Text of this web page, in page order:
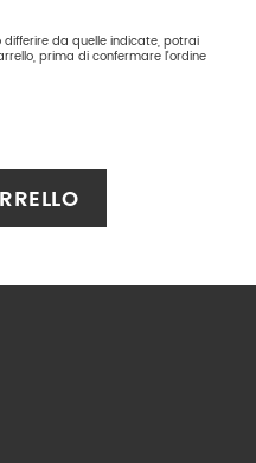
da quelle indicate, potrai
prima di confermare l'ordine